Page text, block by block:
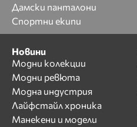
Дамски панталони
Спортни екипи
Новини
Модни колекции
Модни ревюта
Модна индустрия
Лайфстайл хроника
Манекени и модели